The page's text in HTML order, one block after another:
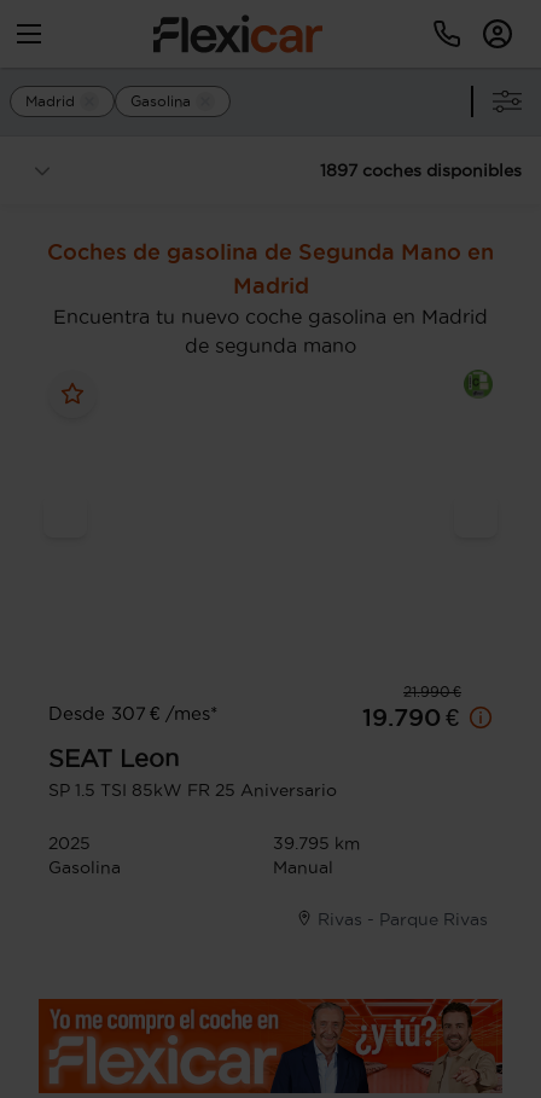
Madrid Gasolina
1897 coches disponibles
Coches de gasolina de Segunda Mano en
Madrid
Encuentra tu nuevo coche gasolina en Madrid
de segunda mano
21.990 €
Desde 307 € /mes*
19.790 €
SEAT Leon
SP 1.5 TSI 85kW FR 25 Aniversario
2025
39.795 km
Gasolina
Manual
Rivas - Parque Rivas